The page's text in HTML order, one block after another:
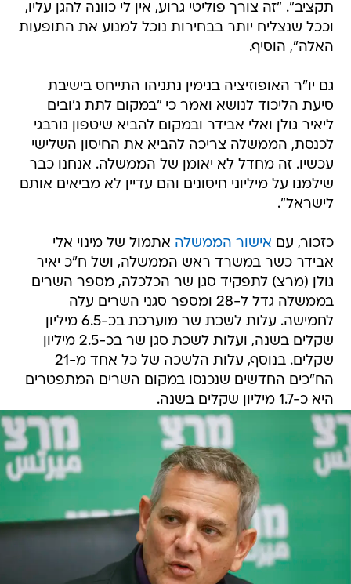
תקציב". "זה צורך פוליטי גרוע, אין לי כוונה להגן עליו,
וככל שנצליח יותר בבחירות נוכל למנוע את התופעות
האלה", הוסיף.
גם יו"ר האופוזיציה בנימין נתניהו התייחס בישיבת
סיעת הליכוד לנושא ואמר כי "במקום לתת ג'ובים
ליאיר גולן ואלי אבידר ובמקום להביא שיטפון נורבגי
לכנסת, הממשלה צריכה להביא את החיסון השלישי
עכשיו. זה מחדל לא יאומן של הממשלה. אנחנו כבר
שילמנו על מיליוני חיסונים והם עדיין לא מביאים אותם
לישראל".
כזכור, עם אישור הממשלה אתמול של מינוי אלי
אבידר כשר במשרד ראש הממשלה, ושל ח"כ יאיר
גולן (מרצ) לתפקיד סגן שר הכלכלה, מספר השרים
בממשלה גדל ל-28 ומספר סגני השרים עלה
לחמישה. עלות לשכת שר מוערכת בכ-6.5 מיליון
שקלים בשנה, ועלות לשכת סגן שר בכ-2.5 מיליון
שקלים. בנוסף, עלות הלשכה של כל אחד מ-21
הח"כים החדשים שנכנסו במקום השרים המתפטרים
היא כ-1.7 מיליון שקלים בשנה.